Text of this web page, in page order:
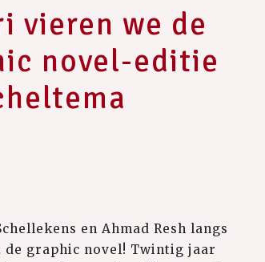
vieren we de
novel-editie
en Ahmad Resh langs
de graphic novel! Twintig jaar